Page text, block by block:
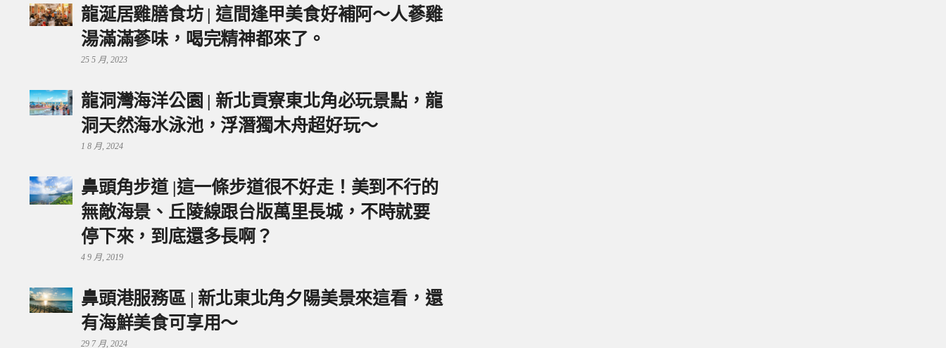
龍涎居雞膳食坊 | 這間逢甲美食好補阿～人蔘雞
湯滿滿蔘味，喝完精神都來了。
25 5 月, 2023
龍洞灣海洋公園 | 新北貢寮東北角必玩景點，龍
洞天然海水泳池，浮潛獨木舟超好玩～
1 8 月, 2024
鼻頭角步道 |這一條步道很不好走！美到不行的
無敵海景、丘陵線跟台版萬里長城，不時就要
停下來，到底還多長啊？
4 9 月, 2019
鼻頭港服務區 | 新北東北角夕陽美景來這看，還
有海鮮美食可享用～
29 7 月, 2024